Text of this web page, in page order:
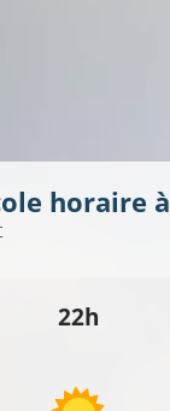
horaire à
22h